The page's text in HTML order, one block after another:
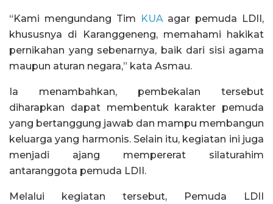
“Kami mengundang Tim KUAagar pemuda LDII,
khususnya di Karanggeneng, memahami hakikat
pernikahan yang sebenarnya, baik dari sisi agama
maupun aturan negara,” kata Asmau.
Ia menambahkan, pembekalan tersebut
diharapkan dapat membentuk karakter pemuda
yang bertanggung jawab dan mampu membangun
keluarga yang harmonis. Selain itu, kegiatan ini juga
menjadi ajang mempererat silaturahim
antaranggota pemuda LDII.
Melalui kegiatan tersebut, Pemuda LDII